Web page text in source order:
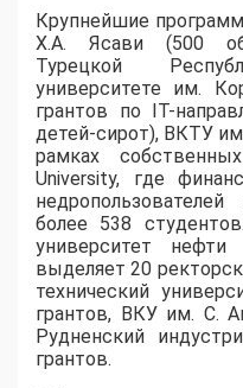
​Крупнейшие
Х.А. Ясави (500
Турецкой
университете им.
грантов по IT-
детей-сирот), ВКТУ
рамках
University, где
более 538
университет
выделяет 20
технический
грантов, ВКУ им. С.
Рудненский
грантов.